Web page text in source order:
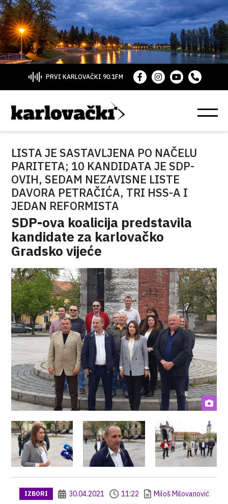
PRVI KARLOVAČKI 90.1FM
LISTA JE SASTAVLJENA PO NAČELU
PARITETA; 10 KANDIDATA JE SDP-
OVIH, SEDAM NEZAVISNE LISTE
DAVORA PETRAČIĆA, TRI HSS-A I
JEDAN REFORMISTA
SDP-ova koalicija predstavila
kandidate za karlovačko
Gradsko vijeće
IZBORI 30.04.2021 11:22 Miloš Milovanović